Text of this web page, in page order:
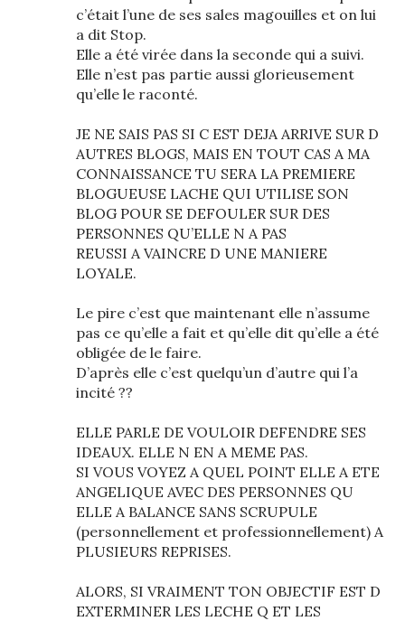
c’était l’une de ses sales magouilles et on lui
a dit Stop.
Elle a été virée dans la seconde qui a suivi.
Elle n’est pas partie aussi glorieusement
qu’elle le raconté.
JE NE SAIS PAS SI C EST DEJA ARRIVE SUR D
AUTRES BLOGS, MAIS EN TOUT CAS A MA
CONNAISSANCE TU SERA LA PREMIERE
BLOGUEUSE LACHE QUI UTILISE SON
BLOG POUR SE DEFOULER SUR DES
PERSONNES QU’ELLE N A PAS
REUSSI A VAINCRE D UNE MANIERE
LOYALE.
Le pire c’est que maintenant elle n’assume
pas ce qu’elle a fait et qu’elle dit qu’elle a été
obligée de le faire.
D’après elle c’est quelqu’un d’autre qui l’a
incité ??
ELLE PARLE DE VOULOIR DEFENDRE SES
IDEAUX. ELLE N EN A MEME PAS.
SI VOUS VOYEZ A QUEL POINT ELLE A ETE
ANGELIQUE AVEC DES PERSONNES QU
ELLE A BALANCE SANS SCRUPULE
(personnellement et professionnellement) A
PLUSIEURS REPRISES.
ALORS, SI VRAIMENT TON OBJECTIF EST D
EXTERMINER LES LECHE Q ET LES